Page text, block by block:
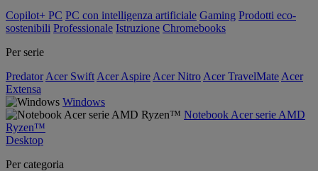
Copilot+ PC PC con intelligenza artificiale Gaming Prodotti eco-
sostenibili Professionale Istruzione Chromebooks
Per serie
Predator Acer Swift Acer Aspire Acer Nitro Acer TravelMate Acer
Extensa
Windows
Notebook Acer serie AMD
Ryzen™
Desktop
Per categoria